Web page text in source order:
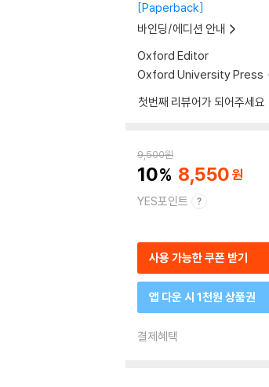
Paperback
바인딩/에디션 안내
Oxford Editor
Oxford University Press
첫번째 리뷰어가 되어주세요
9,500원
10 8,550
YES포인트
사용 가능한 쿠폰 받기
앱 다운 시 1천원 상품권
결제혜택